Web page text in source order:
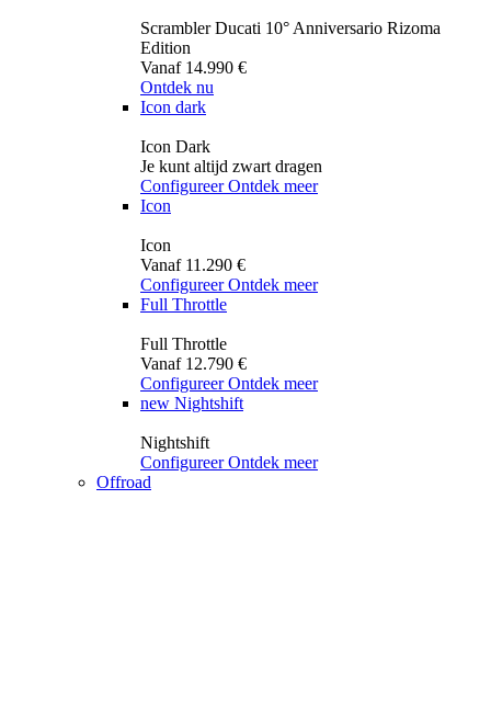
Scrambler Ducati 10° Anniversario Rizoma
Edition
Vanaf 14.990 €
Ontdek nu
Icon dark
Icon Dark
Je kunt altijd zwart dragen
Configureer Ontdek meer
Icon
Icon
Vanaf 11.290 €
Configureer Ontdek meer
Full Throttle
Full Throttle
Vanaf 12.790 €
Configureer Ontdek meer
new Nightshift
Nightshift
Configureer Ontdek meer
Offroad